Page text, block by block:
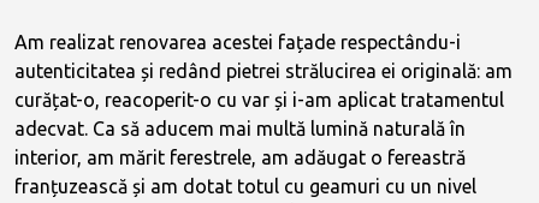
Am realizat renovarea acestei fațade respectându-i
autenticitatea și redând pietrei strălucirea ei originală: am
curățat-o, reacoperit-o cu var și i-am aplicat tratamentul
adecvat. Ca să aducem mai multă lumină naturală în
interior, am mărit ferestrele, am adăugat o fereastră
franțuzească și am dotat totul cu geamuri cu un nivel